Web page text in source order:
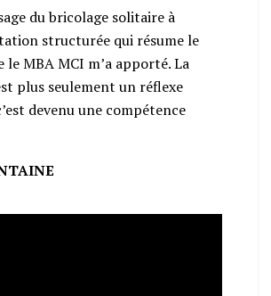
du bricolage solitaire à
structurée qui résume le
le MBA MCI m’a apporté. La
plus seulement un réflexe
devenu une compétence